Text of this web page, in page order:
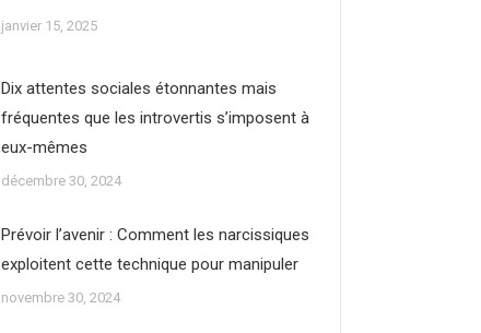
janvier 15, 2025
Dix attentes sociales étonnantes mais
fréquentes que les introvertis s’imposent à
eux-mêmes
décembre 30, 2024
Prévoir l’avenir : Comment les narcissiques
exploitent cette technique pour manipuler
novembre 30, 2024